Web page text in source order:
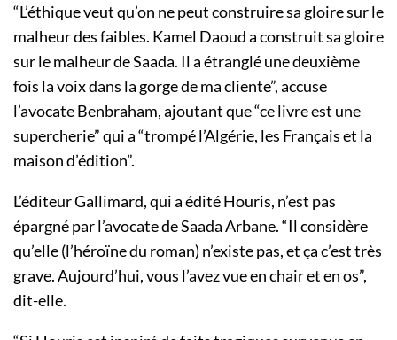
“L’éthique veut qu’on ne peut construire sa gloire sur le
malheur des faibles. Kamel Daoud a construit sa gloire
sur le malheur de Saada. Il a étranglé une deuxième
fois la voix dans la gorge de ma cliente”, accuse
l’avocate Benbraham, ajoutant que “ce livre est une
supercherie” qui a “trompé l’Algérie, les Français et la
maison d’édition”.
L’éditeur Gallimard, qui a édité Houris, n’est pas
épargné par l’avocate de Saada Arbane. “Il considère
qu’elle (l’héroïne du roman) n’existe pas, et ça c’est très
grave. Aujourd’hui, vous l’avez vue en chair et en os”,
dit-elle.